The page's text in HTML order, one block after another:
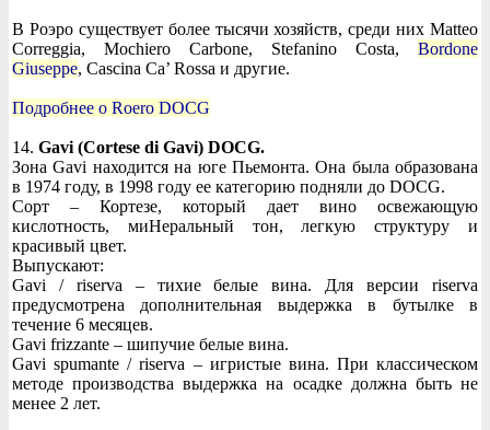
В Роэро существует более тысячи хозяйств, среди них Matteo
Correggia, Mochiero Carbone, Stefanino Costa, Bordone
Giuseppe, Cascina Ca’ Rossa и другие.
Подробнее о Roero DOCG
14. Gavi (Cortese di Gavi) DOCG.
Зона Gavi находится на юге Пьемонта. Она была образована
в 1974 году, в 1998 году ее категорию подняли до DOCG.
Сорт – Кортезе, который дает вино освежающую
кислотность, миНеральный тон, легкую структуру и
красивый цвет.
Выпускают:
Gavi / riserva – тихие белые вина. Для версии riserva
предусмотрена дополнительная выдержка в бутылке в
течение 6 месяцев.
Gavi frizzante – шипучие белые вина.
Gavi spumante / riserva – игристые вина. При классическом
методе производства выдержка на осадке должна быть не
менее 2 лет.